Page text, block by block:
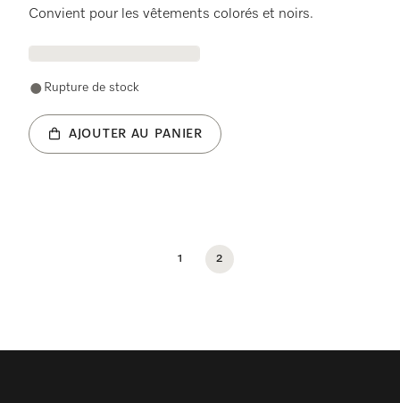
Convient pour les vêtements colorés et noirs.
Rupture de stock
AJOUTER AU PANIER
1 2